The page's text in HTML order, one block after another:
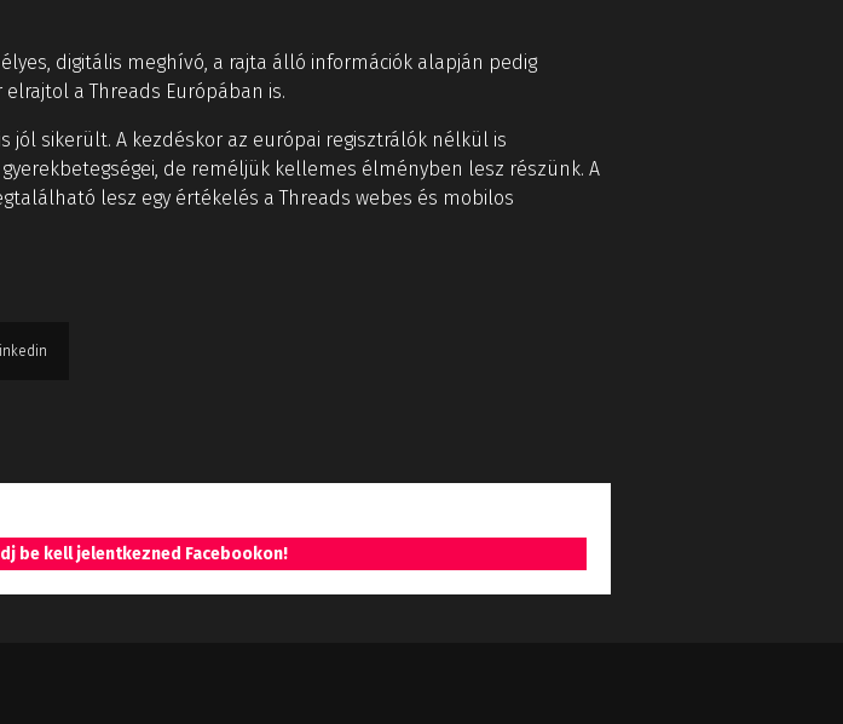
digitális meghívó, a rajta álló információk alapján pedig
a Threads Európában is.
sikerült. A kezdéskor az európai regisztrálók nélkül is
de reméljük kellemes élményben lesz részünk. A
lesz egy értékelés a Threads webes és mobilos
be kell jelentkezned Facebookon!